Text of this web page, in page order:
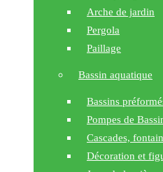
Arche de jardin
Pergola
Paillage
Bassin aquatique
Bassins
Pompes de
Cascades,
Décoration et